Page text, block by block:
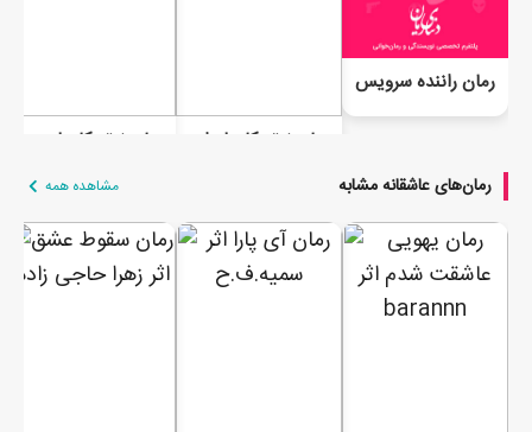
رمان راننده سرویس
رمان‌های عاشقانه مشابه مشاهده همه